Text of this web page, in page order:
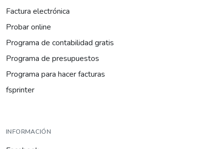
Factura electrónica
Probar online
Programa de contabilidad gratis
Programa de presupuestos
Programa para hacer facturas
fsprinter
INFORMACIÓN